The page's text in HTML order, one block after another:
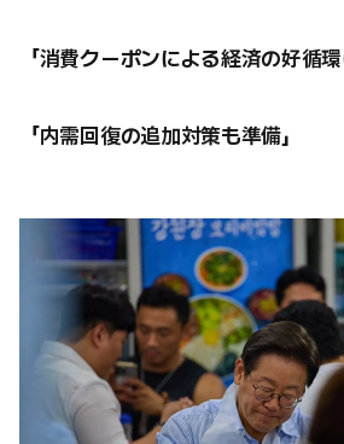
「消費クーポンによる経済の好循環
「内需回復の追加対策も準備」